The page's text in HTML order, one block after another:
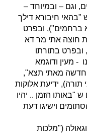
וגם – ובמיוחד –
"בהאי חיבורא דילך
ברחמים"), ובפרט
חוצה אתי מר דא
ובפרט בתורתו
- מעין ודוגמא
חדשה מאתי תצא",
ידיעת אלוקות
הזמן .. יהיו
וישיגו דעת
("מלכות